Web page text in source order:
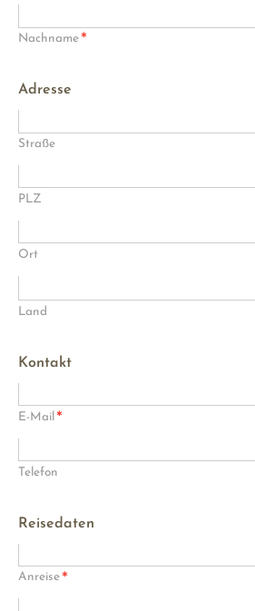
Nachname*
Adresse
Straße
PLZ
Ort
Land
Kontakt
E-Mail *
Telefon
Reisedaten
Anreise*